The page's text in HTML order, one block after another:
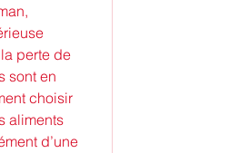
perte de
sont en
choisir
aliments
d’une